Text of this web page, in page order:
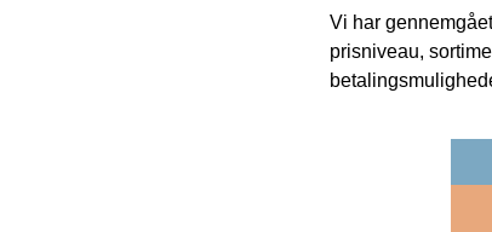
Vi har
prisniveau,